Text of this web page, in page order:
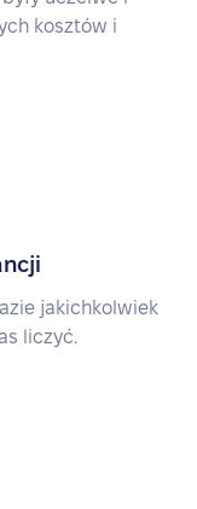
kosztów i
jakichkolwiek
liczyć.